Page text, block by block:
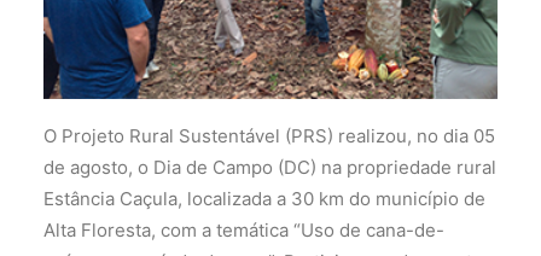
O Projeto Rural Sustentável (PRS) realizou, no dia 05
de agosto, o Dia de Campo (DC) na propriedade rural
Estância Caçula, localizada a 30 km do município de
Alta Floresta, com a temática “Uso de cana-de-